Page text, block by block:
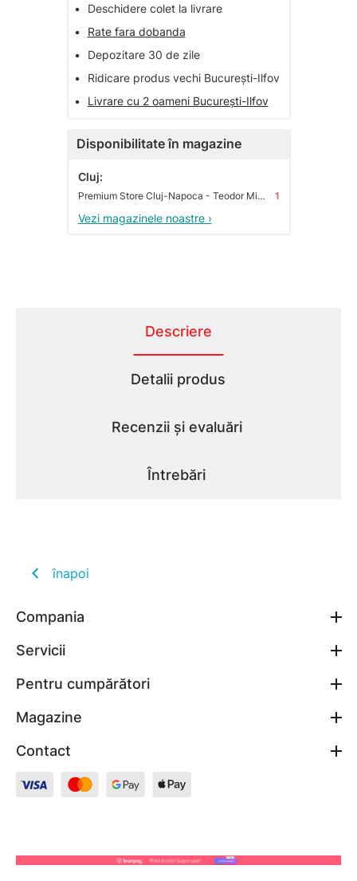
•
Deschidere colet la livrare
•
Rate fara dobanda
•
Depozitare 30 de zile
•
Ridicare produs vechi București-Ilfov
•
Livrare cu 2 oameni București-Ilfov
Disponibilitate în magazine
Cluj:
Premium Store Cluj-Napoca - Teodor Mihali 1
Vezi magazinele noastre ›
Descriere
Detalii produs
Recenzii și evaluări
Întrebări
înapoi
Compania
Servicii
Pentru cumpărători
Magazine
Contact